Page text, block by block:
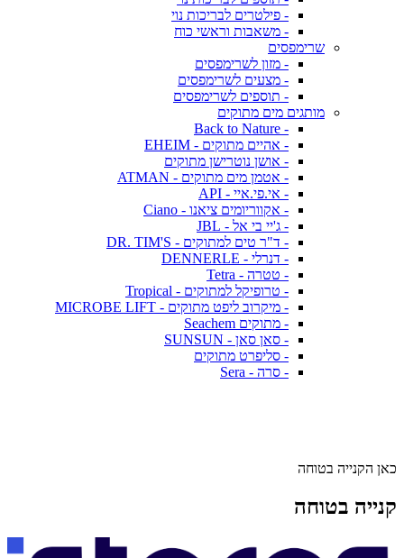
- פילטרים לבריכות נוי
- משאבות וראשי כוח
שרימפסים
- מזון לשרימפסים
- מצעים לשרימפסים
- תוספים לשרימפסים
מותגים מים מתוקים
- Back to Nature
- אהיים מתוקים - EHEIM
- אושן נוטרישן מתוקים
- אטמן מים מתוקים - ATMAN
- אי.פי.איי - API
- אקווריומים ציאנו - Ciano
- ג'יי בי אל - JBL
- ד"ר טים למתוקים - DR. TIM'S
- דנרלי - DENNERLE
- טטרה - Tetra
- טרופיקל למתוקים - Tropical
- מיקרוב ליפט מתוקים - MICROBE LIFT
- מתוקים Seachem
- סאן סאן - SUNSUN
- סליפרט מתוקים
- סרה - Sera
כאן הקנייה בטוחה
קנייה בטוחה